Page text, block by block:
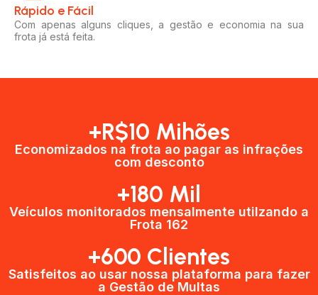
Rápido e Fácil​
Com apenas alguns cliques, a gestão e economia na sua
frota já está feita.
+R$10 Mihões
Economizados na frota ao pagar as infrações
com desconto
+180 Mil
Veículos monitorados mensalmente utilzando a
Frota 162
+600 Clientes​
Satisfeitos ao usar nossa plataforma para fazer
a Gestão de Multas​